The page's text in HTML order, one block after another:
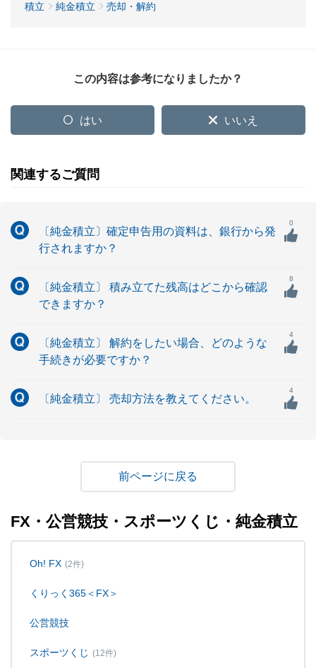
積立
純金積立 売却・解約
この内容は参考になりましたか？
はい いいえ
関連するご質問
〔純金積立〕確定申告用の資料は、銀行から発
行されますか？
0
〔純金積立〕 積み立てた残高はどこから確認
できますか？
8
〔純金積立〕 解約をしたい場合、どのような
手続きが必要ですか？
4
〔純金積立〕 売却方法を教えてください。
4
戻る
FX・公営競技・スポーツくじ・純金積立
Oh! FX (2件)
くりっく365＜FX＞
公営競技
スポーツくじ (12件)